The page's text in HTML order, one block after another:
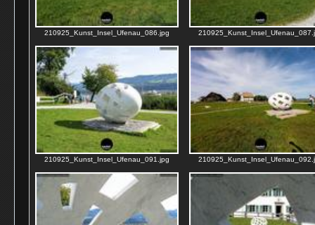
210925_Kunst_Insel_Ufenau_086.jpg
210925_Kunst_Insel_Ufenau_091.jpg